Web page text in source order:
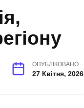
ОПУБЛІКОВАНО
27 Квітня, 2026